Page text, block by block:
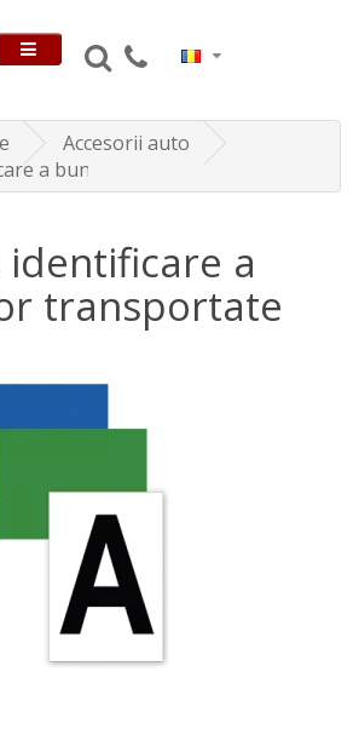
Accesorii auto
a bunurilor transportate
identificare a
transportate